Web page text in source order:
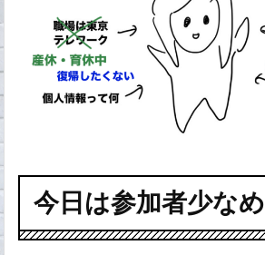
今日は参加者少なめ